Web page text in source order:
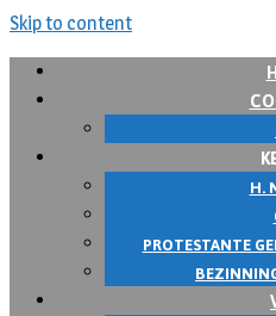
Skip to content
H.
PROTESTANTE